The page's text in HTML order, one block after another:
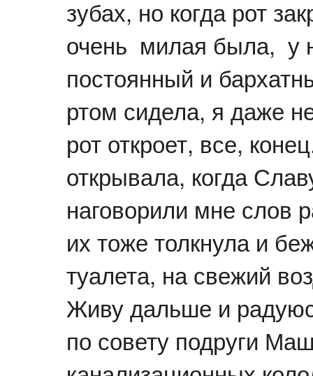
зубах, но когда рот
очень милая была, у
постоянный и
ртом сидела, я даже
рот откроет, все,
открывала, когда
наговорили мне слов
их тоже толкнула и
туалета, на свежий
Живу дальше и
по совету подруги